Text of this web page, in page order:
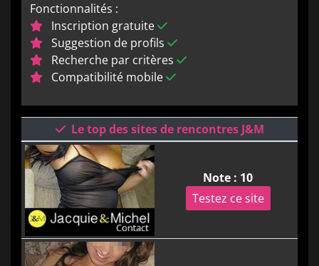
Fonctionnalités :
Inscription gratuite
Suggestion de profils
Recherche par critères
Compatibilité mobile
Le top des sites de rencontres J&M
Note : 10
Testez ce site